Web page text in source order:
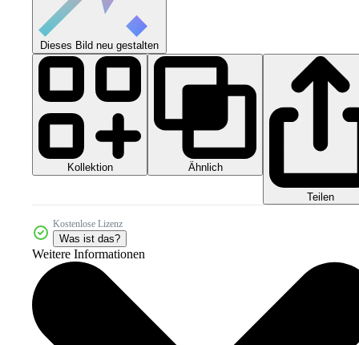
Dieses Bild neu gestalten
Kollektion Ähnlich
Teilen
Kostenlose Lizenz
Was ist das?
Weitere Informationen